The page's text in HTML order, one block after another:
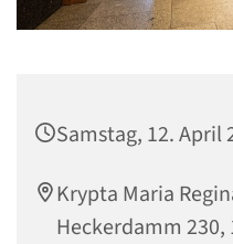
Samstag, 12. April
Krypta Maria
Heckerdamm 230,